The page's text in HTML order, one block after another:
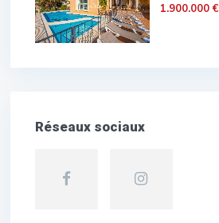
1.900.000 €
Réseaux sociaux